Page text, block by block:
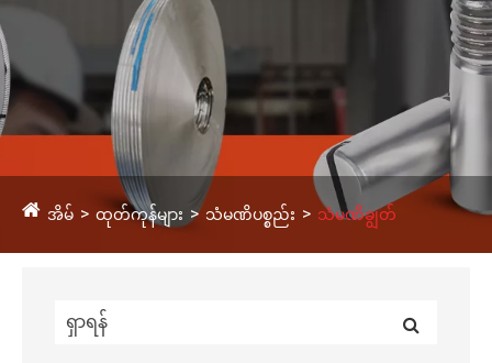
အိမ် ထုတ်ကုန်များ သံမဏိပစ္စည်း သံမဏိချွတ်